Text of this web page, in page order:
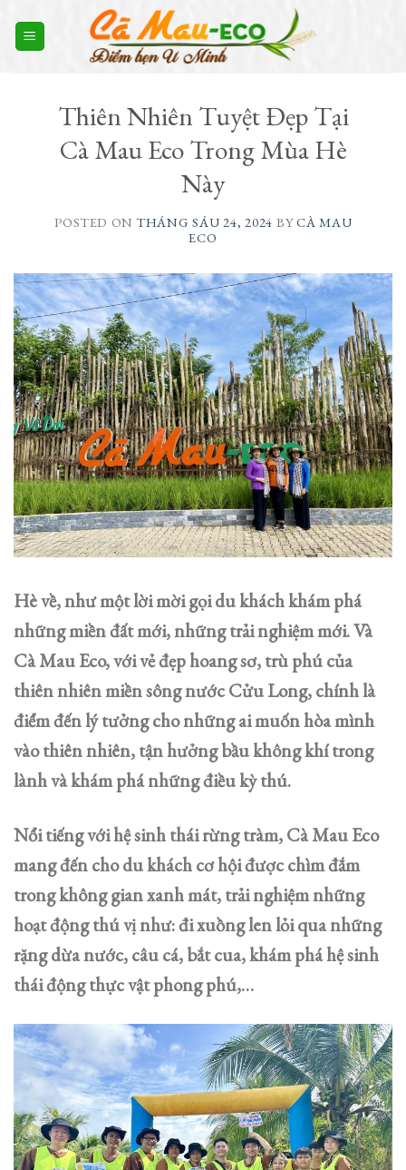
content
Thiên Nhiên Tuyệt Đẹp Tại
Cà Mau Eco Trong Mùa Hè
Này
POSTED ON THÁNG SÁU 24, 2024 BYCÀ MAU
ECO
Hè về, như một lời mời gọi du khách khám phá
những miền đất mới, những trải nghiệm mới. Và
Cà Mau Eco, với vẻ đẹp hoang sơ, trù phú của
thiên nhiên miền sông nước Cửu Long, chính là
điểm đến lý tưởng cho những ai muốn hòa mình
vào thiên nhiên, tận hưởng bầu không khí trong
lành và khám phá những điều kỳ thú.
Nổi tiếng với hệ sinh thái rừng tràm, Cà Mau Eco
mang đến cho du khách cơ hội được chìm đắm
trong không gian xanh mát, trải nghiệm những
hoạt động thú vị như: đi xuồng len lỏi qua những
rặng dừa nước, câu cá, bắt cua, khám phá hệ sinh
thái động thực vật phong phú,…